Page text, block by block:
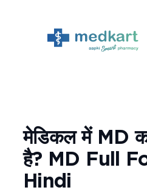
content
मेडिकल में MD
है? MD Full
Hindi